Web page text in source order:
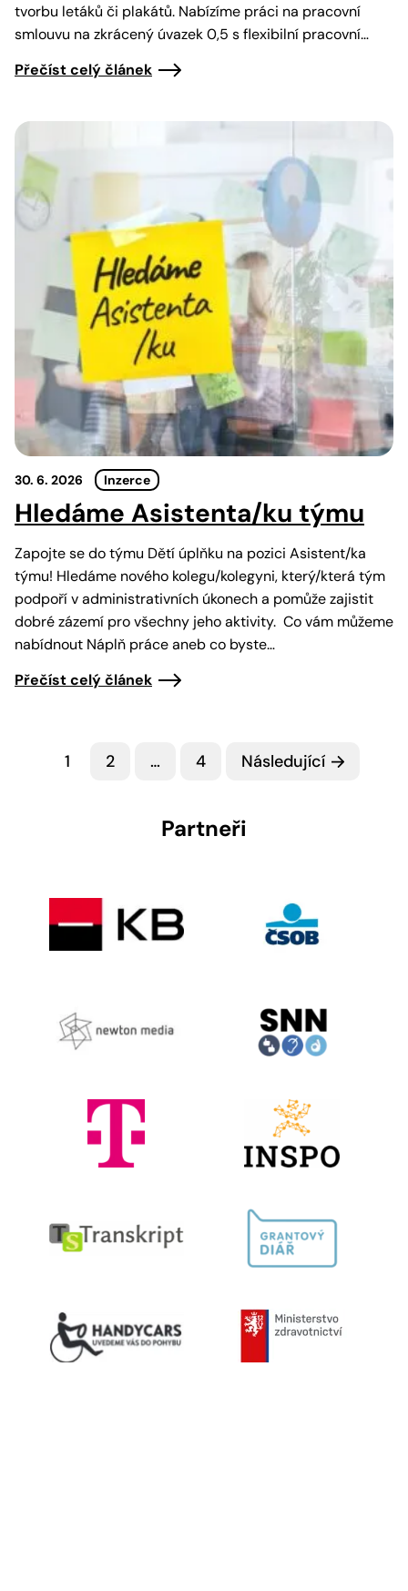
tvorbu letáků či plakátů. Nabízíme práci na pracovní
smlouvu na zkrácený úvazek 0,5 s flexibilní pracovní…
Přečíst celý článek
30. 6. 2026 Inzerce
Hledáme Asistenta/ku týmu
Zapojte se do týmu Dětí úplňku na pozici Asistent/ka
týmu! Hledáme nového kolegu/kolegyni, který/která tým
podpoří v administrativních úkonech a pomůže zajistit
dobré zázemí pro všechny jeho aktivity. Co vám můžeme
nabídnout Náplň práce aneb co byste…
Přečíst celý článek
1 2 … 4 Následující
Partneři